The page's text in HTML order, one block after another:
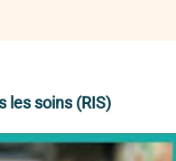
les soins (RIS)